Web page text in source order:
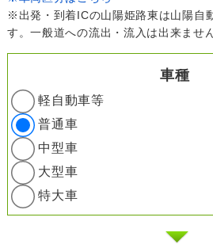
※出発・到着ICの山陽姫路東は山陽自
す。一般道への流出・流入は出来ません
車種
軽自動車等
普通車
中型車
大型車
特大車